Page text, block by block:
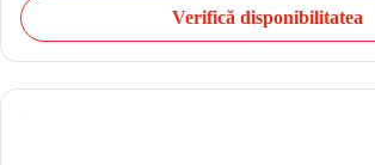
Verifică disponibilitatea